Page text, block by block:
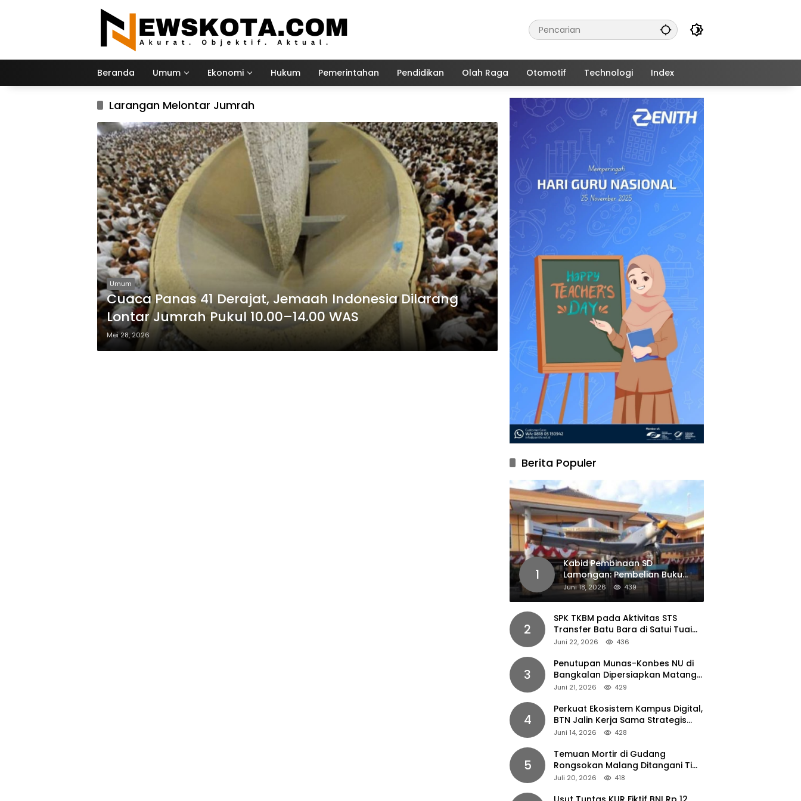
Beranda Umum Ekonomi Hukum Pemerintahan Pendidikan Olah Raga Otomotif Technologi Index
Larangan Melontar Jumrah
Umum
Cuaca Panas 41 Derajat, Jemaah Indonesia Dilarang
Lontar Jumrah Pukul 10.00–14.00 WAS
Mei 28, 2026
Berita Populer
1
Kabid Pembinaan SD
Lamongan: Pembelian Buku
Pendamping Tidak Boleh
Dipaksakan
Juni 18, 2026 439
2
SPK TKBM pada Aktivitas STS
Transfer Batu Bara di Satui Tuai
Sorotan
Juni 22, 2026 436
3
Penutupan Munas-Konbes NU di
Bangkalan Dipersiapkan Matang,
Gus Ipul Turun Tangan
Juni 21, 2026 429
4
Perkuat Ekosistem Kampus Digital,
BTN Jalin Kerja Sama Strategis
dengan UNAIR
Juni 14, 2026 428
5
Temuan Mortir di Gudang
Rongsokan Malang Ditangani Tim
Gegana Polda Jatim
Juli 20, 2026 418